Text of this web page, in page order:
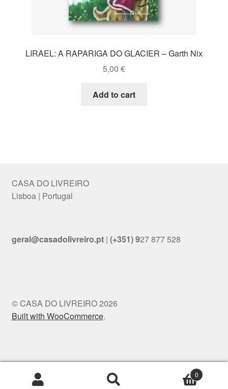
LIRAEL: A RAPARIGA DO GLACIER – Garth Nix
5,00 €
Add to cart
CASA DO LIVREIRO
Lisboa | Portugal
geral@casadolivreiro.pt| (+351) 927 877 528
© CASA DO LIVREIRO 2026
Built with WooCommerce.
0